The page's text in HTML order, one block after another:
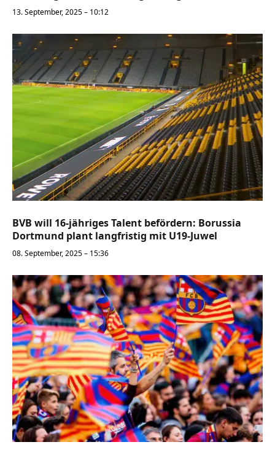
13. September, 2025 – 10:12
BVB will 16-jähriges Talent befördern: Borussia
Dortmund plant langfristig mit U19-Juwel
08. September, 2025 – 15:36